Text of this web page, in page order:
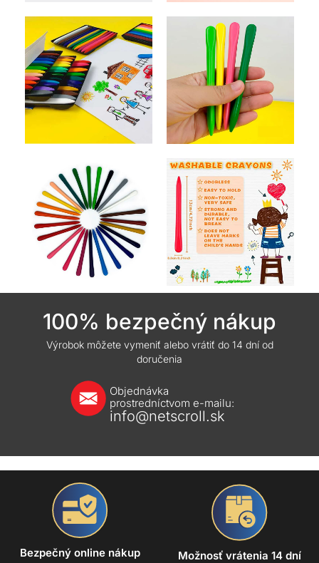
100% bezpečný nákup
Výrobok môžete vymeniť alebo vrátiť do 14 dní od
doručenia
Objednávka
prostredníctvom e-mailu:
info@netscroll.sk
Bezpečný online nákup Možnosť vrátenia 14 dní